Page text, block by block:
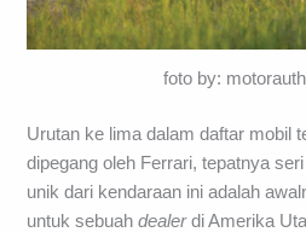
foto by:
Urutan ke lima dalam daftar mobil
dipegang oleh Ferrari, tepatnya
unik dari kendaraan ini adalah
untuk sebuahdealerdi Amerika